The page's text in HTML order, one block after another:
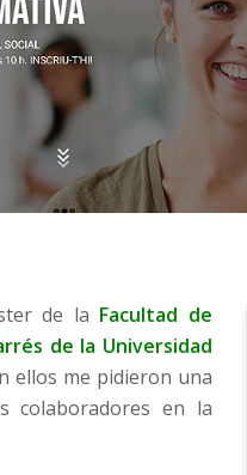
de la Facultad de
de la Universidad
ellos me pidieron una
colaboradores en la